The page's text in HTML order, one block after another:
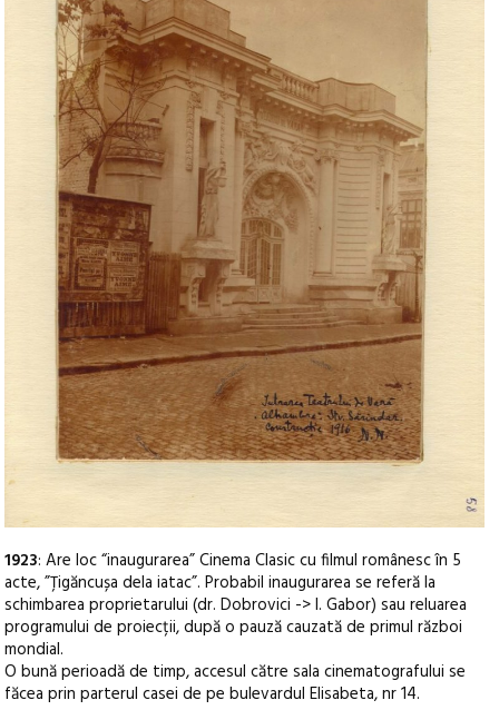
1923: Are loc “inaugurarea” Cinema Clasic cu filmul românesc în 5
acte, ”Țigăncușa dela iatac”. Probabil inaugurarea se referă la
schimbarea proprietarului (dr. Dobrovici -> I. Gabor) sau reluarea
programului de proiecții, după o pauză cauzată de primul război
mondial.
O bună perioadă de timp, accesul către sala cinematografului se
făcea prin parterul casei de pe bulevardul Elisabeta, nr 14.